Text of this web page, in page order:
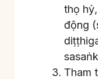
thọ
động
Tham